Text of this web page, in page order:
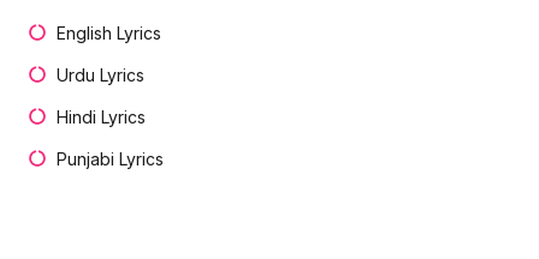
English Lyrics
Urdu Lyrics
Hindi Lyrics
Punjabi Lyrics